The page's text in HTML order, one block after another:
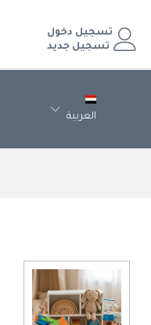
تسجيل دخول
تسجيل جديد
العربية